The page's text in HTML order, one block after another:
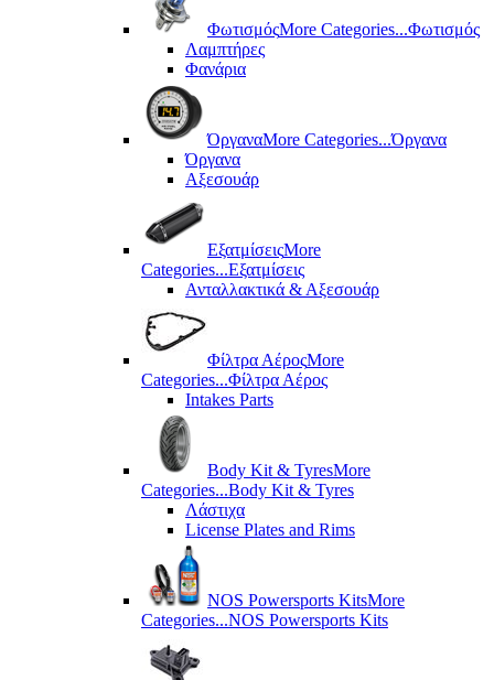
ΦωτισμόςMore Categories...Φωτισμός
Λαμπτήρες
Φανάρια
ΌργαναMore Categories...Όργανα
Όργανα
Αξεσουάρ
ΕξατμίσειςMore
Categories...Εξατμίσεις
Ανταλλακτικά & Αξεσουάρ
Φίλτρα ΑέροςMore
Categories...Φίλτρα Αέρος
Intakes Parts
Body Kit & TyresMore
Categories...Body Kit & Tyres
Λάστιχα
License Plates and Rims
NOS Powersports KitsMore
Categories...NOS Powersports Kits